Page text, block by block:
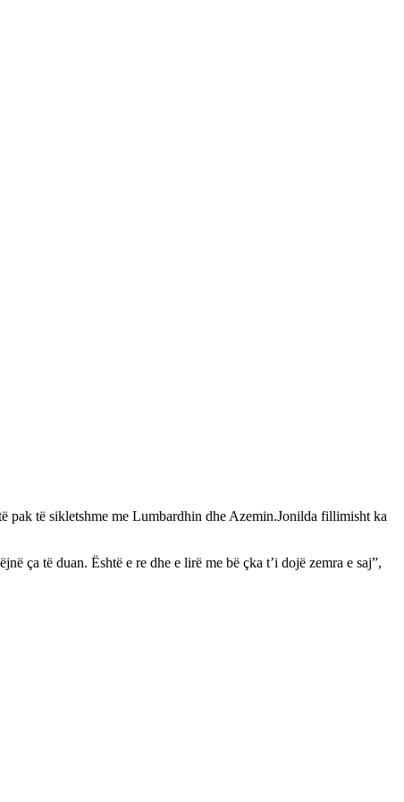
pak të sikletshme me Lumbardhin dhe Azemin.Jonilda fillimisht ka
ça të duan. Është e re dhe e lirë me bë çka t’i dojë zemra e saj”,